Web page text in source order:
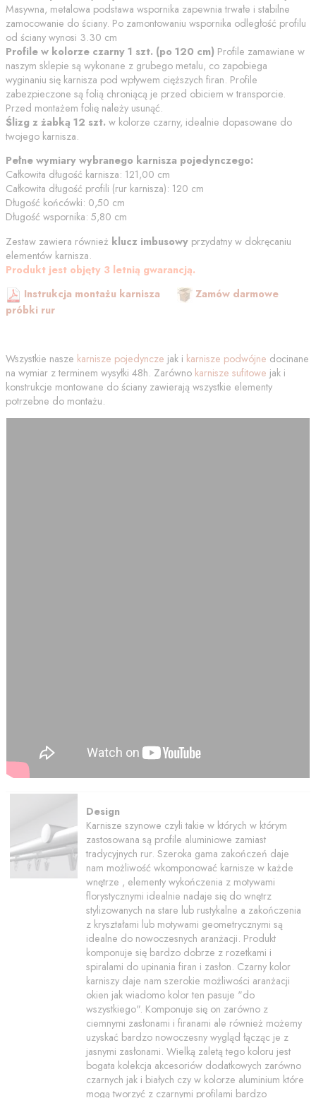
Masywna, metalowa podstawa wspornika zapewnia trwałe i stabilne
zamocowanie do ściany. Po zamontowaniu wspornika odległość profilu
od ściany wynosi 3.30 cm
Profile w kolorze czarny 1 szt. (po 120 cm) Profile zamawiane w
naszym sklepie są wykonane z grubego metalu, co zapobiega
wyginaniu się karnisza pod wpływem cięższych firan. Profile
zabezpieczone są folią chroniącą je przed obiciem w transporcie.
Przed montażem folię należy usunąć.
Ślizg z żabką 12 szt. w kolorze czarny, idealnie dopasowane do
twojego karnisza.
Pełne wymiary wybranego karnisza pojedynczego:
Całkowita długość karnisza: 121,00 cm
Całkowita długość profili (rur karnisza): 120 cm
Długość końcówki: 0,50 cm
Długość wspornika: 5,80 cm
Zestaw zawiera również klucz imbusowy przydatny w dokręcaniu
elementów karnisza.
Produkt jest objęty 3 letnią gwarancją.
Instrukcja montażu karnisza
Zamów darmowe
próbki rur
Wszystkie nasze karnisze pojedyncze jak i karnisze podwójne docinane
na wymiar z terminem wysyłki 48h. Zarówno karnisze sufitowe jak i
konstrukcje montowane do ściany zawierają wszystkie elementy
potrzebne do montażu.
Design
Karnisze szynowe czyli takie w których w którym
zastosowana są profile aluminiowe zamiast
tradycyjnych rur. Szeroka gama zakończeń daje
nam możliwość wkomponować karnisze w każde
wnętrze , elementy wykończenia z motywami
florystycznymi idealnie nadaje się do wnętrz
stylizowanych na stare lub rustykalne a zakończenia
z kryształami lub motywami geometrycznymi są
idealne do nowoczesnych aranżacji. Produkt
komponuje się bardzo dobrze z rozetkami i
spiralami do upinania firan i zasłon. Czarny kolor
karniszy daje nam szerokie możliwości aranżacji
okien jak wiadomo kolor ten pasuje "do
wszystkiego". Komponuje się on zarówno z
ciemnymi zasłonami i firanami ale również możemy
uzyskać bardzo nowoczesny wygląd łącząc je z
jasnymi zasłonami. Wielką zaletą tego koloru jest
bogata kolekcja akcesoriów dodatkowych zarówno
czarnych jak i białych czy w kolorze aluminium które
mogą tworzyć z czarnymi profilami bardzo